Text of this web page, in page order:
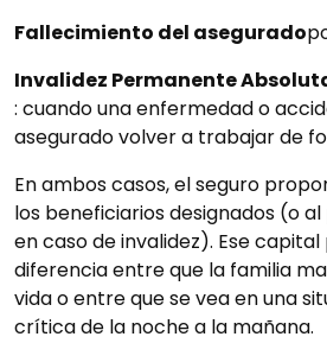
Fallecimiento del asegurado
Invalidez Permanente
: cuando una enfermedad o
asegurado volver a trabajar de
En ambos casos, el seguro
los beneficiarios designados (o
en caso de invalidez). Ese
diferencia entre que la familia
vida o entre que se vea en una
crítica de la noche a la mañana.